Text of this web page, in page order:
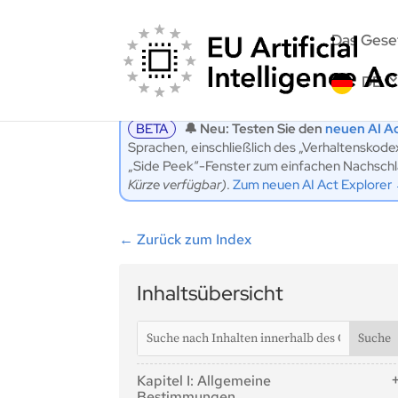
Das
DE
BETA 🔔 Neu: Testen Sie denneuen AI
Sprachen, einschließlich des
„Side Peek“-Fenster zum einfachen
Kürze verfügbar).Zum neuen AI Act Explorer
←Zurück zum Index
Inhaltsübersicht
Kapitel I: Allgemeine